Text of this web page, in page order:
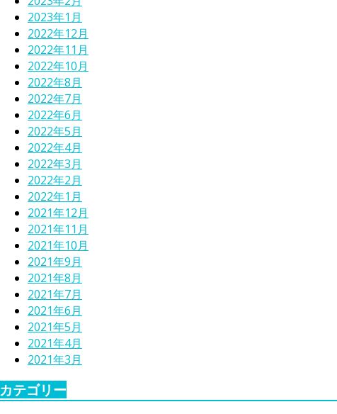
2023年1月
2022年12月
2022年11月
2022年10月
2022年8月
2022年7月
2022年6月
2022年5月
2022年4月
2022年3月
2022年2月
2022年1月
2021年12月
2021年11月
2021年10月
2021年9月
2021年8月
2021年7月
2021年6月
2021年5月
2021年4月
2021年3月
カテゴリー